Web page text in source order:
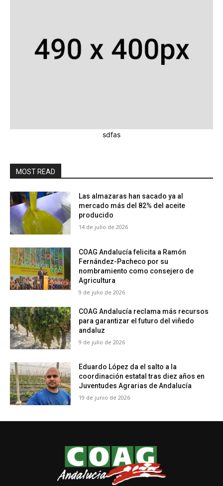
sdfas
MOST READ
Las almazaras han sacado ya al
mercado más del 82% del aceite
producido
14 de julio de 2026
COAG Andalucía felicita a Ramón
Fernández-Pacheco por su
nombramiento como consejero de
Agricultura
9 de julio de 2026
COAG Andalucía reclama más recursos
para garantizar el futuro del viñedo
andaluz
9 de julio de 2026
Eduardo López da el salto a la
coordinación estatal tras diez años en
Juventudes Agrarias de Andalucía
19 de junio de 2026